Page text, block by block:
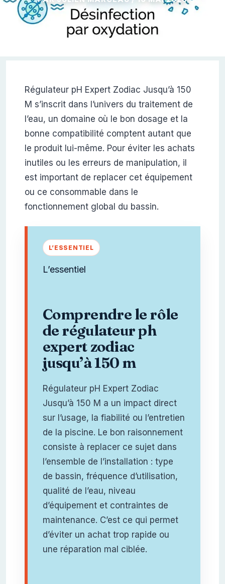
Régulateur pH Expert Zodiac Jusqu’à 150
M s’inscrit dans l’univers du traitement de
l’eau, un domaine où le bon dosage et la
bonne compatibilité comptent autant que
le produit lui-même. Pour éviter les achats
inutiles ou les erreurs de manipulation, il
est important de replacer cet équipement
ou ce consommable dans le
fonctionnement global du bassin.
L’essentiel
Comprendre le rôle
de régulateur ph
expert zodiac
jusqu’à 150 m
Régulateur pH Expert Zodiac
Jusqu’à 150 M a un impact direct
sur l’usage, la fiabilité ou l’entretien
de la piscine. Le bon raisonnement
consiste à replacer ce sujet dans
l’ensemble de l’installation : type
de bassin, fréquence d’utilisation,
qualité de l’eau, niveau
d’équipement et contraintes de
maintenance. C’est ce qui permet
d’éviter un achat trop rapide ou
une réparation mal ciblée.